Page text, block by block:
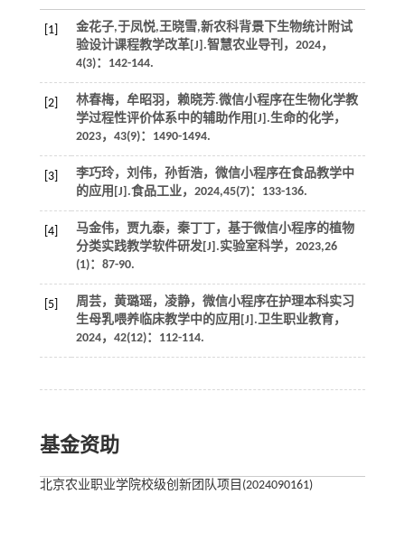
[1]
金花子,于凤悦,王晓雪,新农科背景下生物统计附试
验设计课程教学改革[J].智慧农业导刊 ， 2024，
4(3)：142-144.
[2]
林春梅，牟昭羽，赖晓芳.微信小程序在生物化学教
学过程性评价体系中的辅助作用[J].生命的化学，
2023， 43(9)：1490-1494.
[3]
李巧玲，刘伟，孙哲浩，微信小程序在食品教学中
的应用[J].食品工业， 2024,45(7)：133-136.
[4]
马金伟，贾九泰，秦丁丁，基于微信小程序的植物
分类实践教学软件研发[J].实验室科学， 2023,26
(1)：87-90.
[5]
周芸，黄璐瑶，凌静，微信小程序在护理本科实习
生母乳喂养临床教学中的应用[J].卫生职业教育 ，
2024， 42(12)：112-114.
基金资助
北京农业职业学院校级创新团队项目(2024090161)